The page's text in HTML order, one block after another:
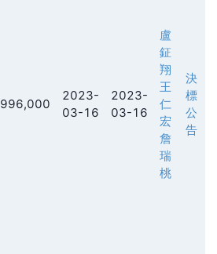
996,000
2023-
03-16
2023-
03-16
盧
鉦
翔
王
仁
宏
詹
瑞
桃
決
標
公
告